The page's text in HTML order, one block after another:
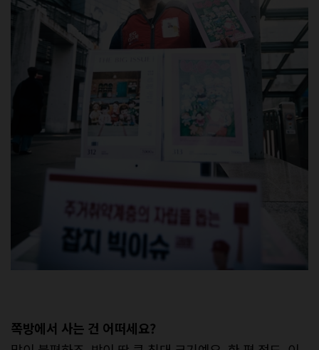
쪽방에서 사는 건 어떠세요?